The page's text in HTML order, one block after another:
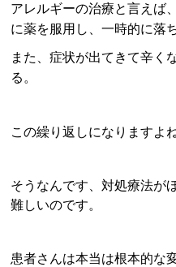
アレルギーの治療と言えば
に薬を服用し、一時的に落
また、症状が出てきて辛く
る。
この繰り返しになりますよ
そうなんです、対処療法が
難しいのです。
患者さんは本当は根本的な